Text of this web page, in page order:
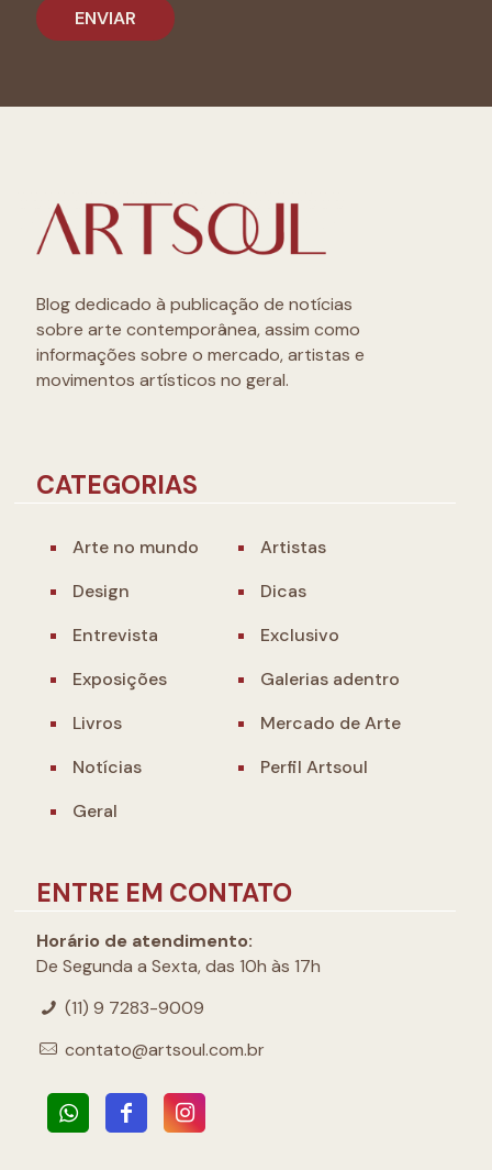
Blog dedicado à publicação de notícias
sobre arte contemporânea, assim como
informações sobre o mercado, artistas e
movimentos artísticos no geral.
CATEGORIAS
Arte no mundo
Artistas
Design
Dicas
Entrevista
Exclusivo
Exposições
Galerias adentro
Livros
Mercado de Arte
Notícias
Perfil Artsoul
Geral
ENTRE EM CONTATO
Horário de atendimento:
De Segunda a Sexta, das 10h às 17h
(11) 9 7283-9009
contato@artsoul.com.br